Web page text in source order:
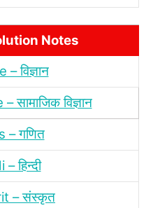
Notes
विज्ञान
सामाजिक विज्ञान
– गणित
हिन्‍दी
– संस्‍कृत